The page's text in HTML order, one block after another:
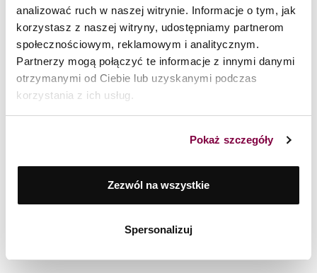
analizować ruch w naszej witrynie. Informacje o tym, jak
korzystasz z naszej witryny, udostępniamy partnerom
społecznościowym, reklamowym i analitycznym.
Partnerzy mogą połączyć te informacje z innymi danymi
otrzymanymi od Ciebie lub uzyskanymi podczas
korzystania z ich usług.
Pokaż szczegóły
Zezwól na wszystkie
Spersonalizuj